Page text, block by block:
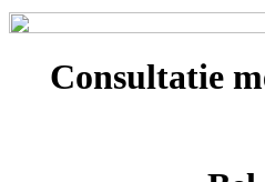
Consultatie